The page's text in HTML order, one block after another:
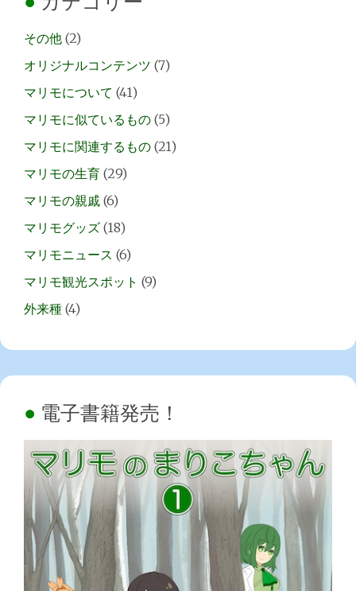
その他 (2)
オリジナルコンテンツ (7)
マリモについて (41)
マリモに似ているもの (5)
マリモに関連するもの (21)
マリモの生育 (29)
マリモの親戚 (6)
マリモグッズ (18)
マリモニュース (6)
マリモ観光スポット (9)
外来種 (4)
電子書籍発売！